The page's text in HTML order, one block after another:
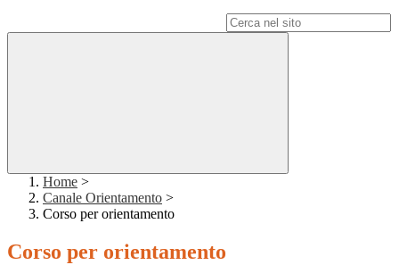
Home >
Canale Orientamento >
Corso per orientamento
Corso per orientamento